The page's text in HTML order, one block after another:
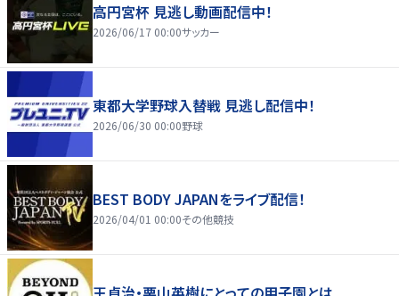
高円宮杯 見逃し動画配信中！
2026/06/17 00:00サッカー
東都大学野球入替戦 見逃し配信中！
2026/06/30 00:00野球
BEST BODY JAPANをライブ配信！
2026/04/01 00:00その他競技